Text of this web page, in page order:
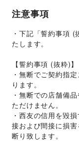
注意事項
・下記「誓約事項
たします。
【誓約事項 (抜粋)】
・無断でご契約指
ります。
・無断での店舗備
ただけません。
・西友の信用を毀
接および間接に損
断り致します。